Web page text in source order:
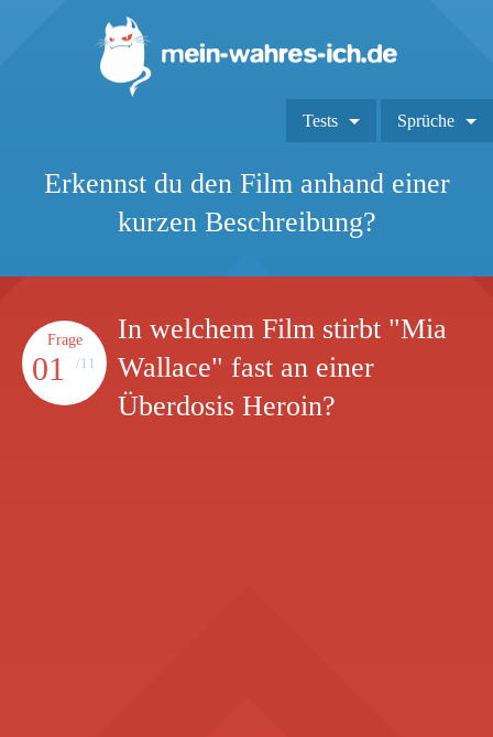
Tests Sprüche
Erkennst du den Film anhand einer
kurzen Beschreibung?
Frage
01 /11
In welchem Film stirbt "Mia
Wallace" fast an einer
Überdosis Heroin?